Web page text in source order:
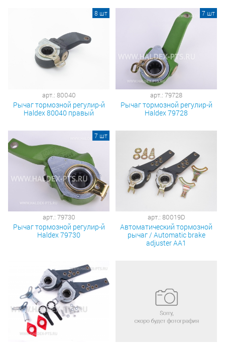
арт.: 80040
Рычаг тормозной регулир-й
Haldex 80040 правый
8 шт
арт.: 79728
Рычаг тормозной регулир-й
Haldex 79728
7 шт
арт.: 79730
Рычаг тормозной регулир-й
Haldex 79730
7 шт
арт.: 80019D
Автоматический тормозной
рычаг / Automatic brake
adjuster AA1